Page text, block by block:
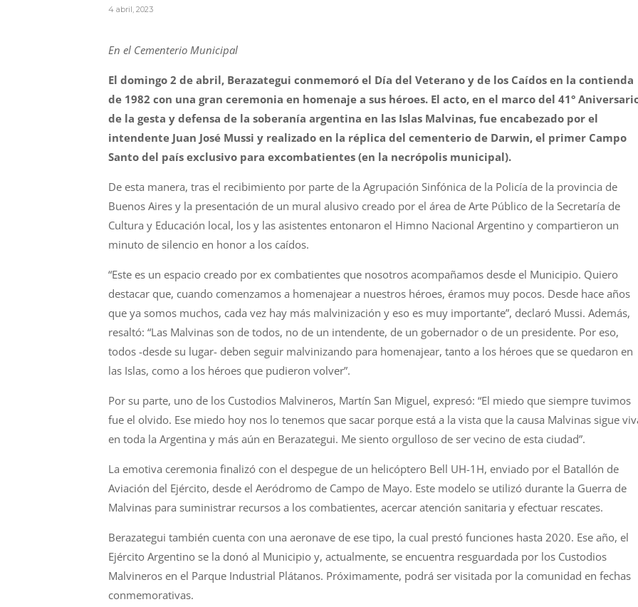
4 abril, 2023
En el Cementerio Municipal
El domingo 2 de abril, Berazategui conmemoró el Día del Veterano y de los Caídos en la contienda
de 1982 con una gran ceremonia en homenaje a sus héroes. El acto, en el marco del 41°
de la gesta y defensa de la soberanía argentina en las Islas Malvinas, fue encabezado por el
intendente Juan José Mussi y realizado en la réplica del cementerio de Darwin, el primer Campo
Santo del país exclusivo para excombatientes (en la necrópolis municipal).
De esta manera, tras el recibimiento por parte de la Agrupación Sinfónica de la Policía de la provincia de
Buenos Aires y la presentación de un mural alusivo creado por el área de Arte Público de la Secretaría de
Cultura y Educación local, los y las asistentes entonaron el Himno Nacional Argentino y compartieron un
minuto de silencio en honor a los caídos.
“Este es un espacio creado por ex combatientes que nosotros acompañamos desde el Municipio. Quiero
destacar que, cuando comenzamos a homenajear a nuestros héroes, éramos muy pocos. Desde hace años
que ya somos muchos, cada vez hay más malvinización y eso es muy importante”, declaró Mussi. Además,
resaltó: “Las Malvinas son de todos, no de un intendente, de un gobernador o de un presidente. Por eso,
todos -desde su lugar- deben seguir malvinizando para homenajear, tanto a los héroes que se quedaron en
las Islas, como a los héroes que pudieron volver”.
Por su parte, uno de los Custodios Malvineros, Martín San Miguel, expresó: “El miedo que siempre tuvimos
fue el olvido. Ese miedo hoy nos lo tenemos que sacar porque está a la vista que la causa Malvinas sigue
en toda la Argentina y más aún en Berazategui. Me siento orgulloso de ser vecino de esta ciudad”.
La emotiva ceremonia finalizó con el despegue de un helicóptero Bell UH-1H, enviado por el Batallón de
Aviación del Ejército, desde el Aeródromo de Campo de Mayo. Este modelo se utilizó durante la Guerra de
Malvinas para suministrar recursos a los combatientes, acercar atención sanitaria y efectuar rescates.
Berazategui también cuenta con una aeronave de ese tipo, la cual prestó funciones hasta 2020. Ese año, el
Ejército Argentino se la donó al Municipio y, actualmente, se encuentra resguardada por los Custodios
Malvineros en el Parque Industrial Plátanos. Próximamente, podrá ser visitada por la comunidad en fechas
conmemorativas.